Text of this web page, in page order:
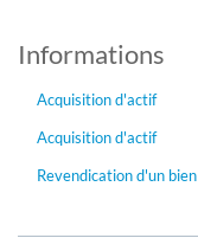
Informations
Acquisition d'actif
Acquisition d'actif
Revendication d'un bien